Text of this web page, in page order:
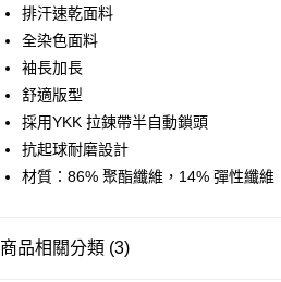
運送方式
全家店到店
每筆NT$80，滿NT$10,000(含以上)免運費
付款後全家取貨
7-11店到店
排汗速乾面料
全染色面料
袖長加長
舒適版型
採用YKK 拉鍊帶半自動鎖頭
抗起球耐磨設計
材質：86% 聚酯纖維，14% 彈性纖維
商品相關分類 (3)